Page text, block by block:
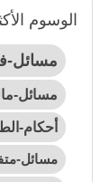
الوسوم
مسائل-
مسائل-
أحكام-
مسائل-